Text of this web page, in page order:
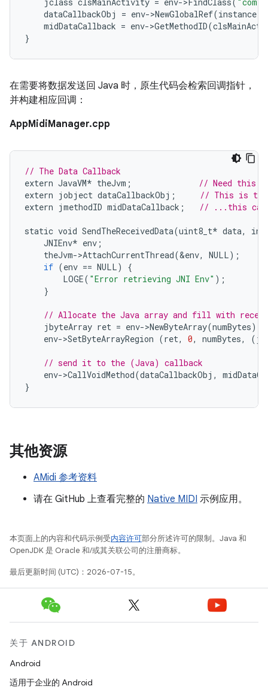
dataCallbackObj
= env->NewGlobalRef(instance
midDataCallback = env->GetMethodID(
}
在需要将数据发送回 Java 时，原生代码会检索回调指针，
并构建相应回调：
AppMidiManager.cpp
// The Data Callback
extern JavaVM* theJvm ;
// Need this
extern jobject dataCallbackObj ;
// This is the
extern jmethodID midDataCallback ; // ...this
static void SendTheReceivedData(uint8_t* data,
int
JNIEnv* env ;
theJvm->AttachCurrentThread(&env, NULL);
if (env == NULL)
{
LOGE( "Error retrieving JNI Env" );
}
// Allocate the Java array and fill with
jbyteArray ret = env->NewByteArray(numBytes);
env->SetByteArrayRegion (ret, 0, numBytes, (
// send it to the (Java) callback
env->CallVoidMethod(dataCallbackObj ,
}
其他资源
AMidi 参考资料
请在 GitHub 上查看完整的 Native MIDI 示例应用。
本页面上的内容和代码示例受内容许可部分所述许可的限制。Java 和
OpenJDK 是 Oracle 和/或其关联公司的注册商标。
最后更新时间 (UTC)：2026-07-15。
关于 ANDROID
Android
适用于企业的 Android